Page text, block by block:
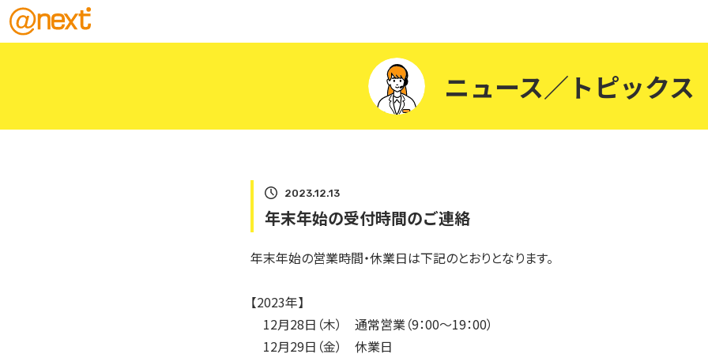
ニュース／トピックス
2023.12.13
年末年始の受付時間のご連絡
年末年始の営業時間・休業日は下記のとおりとなります。
【2023年】
12月28日（木） 通常営業（9：00～19：00）
12月29日（金） 休業日